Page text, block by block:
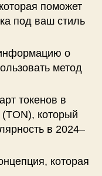
поможет
под ваш стиль
о
метод
токенов в
который
в 2024–
которая